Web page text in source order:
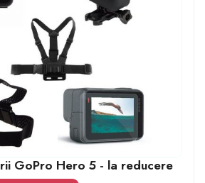
GoPro Hero 5 - la reducere